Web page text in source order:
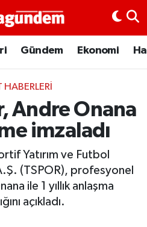
Gündem Ekonomi
HABERLERI
Andre Onana
imzaladı
Yatırım ve Futbol
(TSPOR), profesyonel
ile 1 yıllık anlaşma
açıkladı.